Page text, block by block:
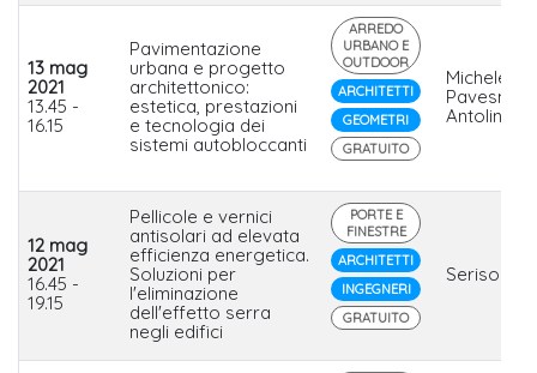
13 mag
2021
13.45 -
16.15
Pavimentazione
urbana e progetto
architettonico:
estetica, prestazioni
e tecnologia dei
sistemi autobloccanti
ARREDO
URBANO E
OUTDOOR
ARCHITETTI
GEOMETRI
GRATUITO
Micheletto,
Pavesmac,
Antolini
12 mag
2021
16.45 -
19.15
Pellicole e vernici
antisolari ad elevata
efficienza energetica.
Soluzioni per
l'eliminazione
dell'effetto serra
negli edifici
PORTE E
FINESTRE
ARCHITETTI
INGEGNERI
GRATUITO
Serisolar